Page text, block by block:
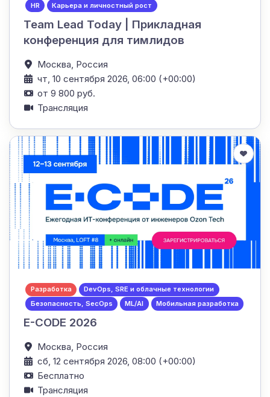
HR
Карьера и личностный рост
Team Lead Today | Прикладная
конференция для тимлидов
Москва, Россия
чт, 10 сентября 2026, 06:00 (+00:00)
от 9 800 руб.
Трансляция
Разработка
DevOps, SRE и облачные технологии
Безопасность, SecOps
ML/AI Мобильная разработка
E-CODE 2026
Москва, Россия
сб, 12 сентября 2026, 08:00 (+00:00)
Бесплатно
Трансляция